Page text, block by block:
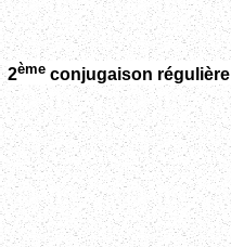
2ème conjugaison régulière